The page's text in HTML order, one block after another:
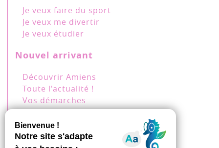
Je veux faire du sport
Je veux me divertir
Je veux étudier
Nouvel arrivant
Découvrir Amiens
Toute l'actualité !
Vos démarches
Plus d'informations
Touriste